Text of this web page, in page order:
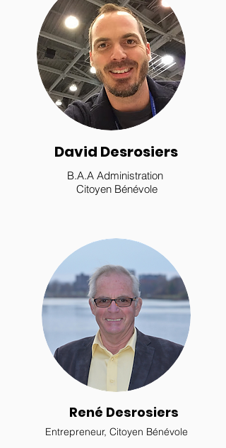
David Desrosiers
B.A.A Administration
Citoyen Bénévole
René Desrosiers
Entrepreneur, Citoyen Bénévole